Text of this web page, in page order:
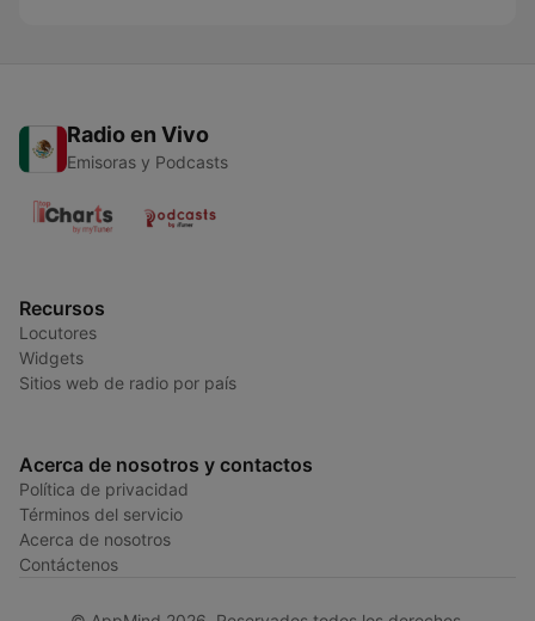
Radio en Vivo
Emisoras y Podcasts
Recursos
Locutores
Widgets
Sitios web de radio por país
Acerca de nosotros y contactos
Política de privacidad
Términos del servicio
Acerca de nosotros
Contáctenos